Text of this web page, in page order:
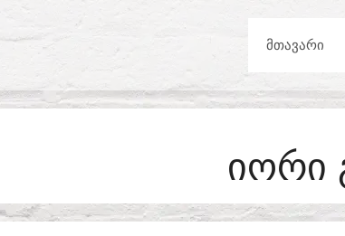
ᲛᲗᲐᲕᲐᲠᲘ
ᲘᲝᲠᲘ